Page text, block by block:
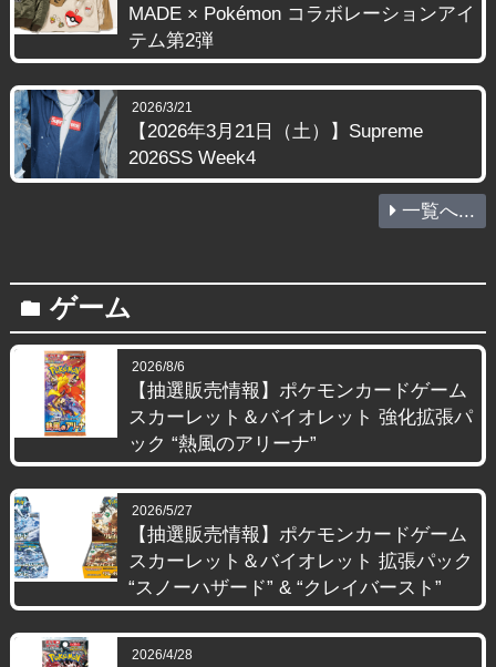
MADE × Pokémon コラボレーションアイ
テム第2弾
2026/3/21
【2026年3月21日（土）】Supreme
2026SS Week4
一覧へ...
folder ゲーム
2026/8/6
【抽選販売情報】ポケモンカードゲーム
スカーレット＆バイオレット 強化拡張パ
ック “熱風のアリーナ”
2026/5/27
【抽選販売情報】ポケモンカードゲーム
スカーレット＆バイオレット 拡張パック
“スノーハザード” & “クレイバースト”
2026/4/28